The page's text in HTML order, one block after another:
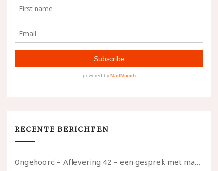
RECENTE BERICHTEN
Ongehoord – Aflevering 42 – een gesprek met marijn over seksueel opbloeien, het ouderschap uitvinden en verschillende leeftijden in je mee dragen